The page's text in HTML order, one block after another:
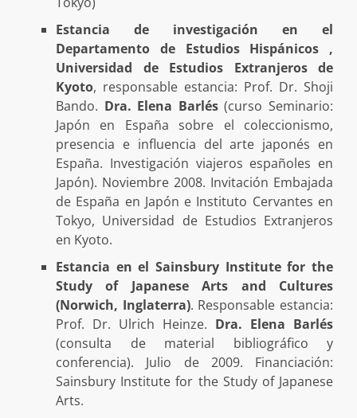
Estancia de investigación en el
Departamento de Estudios Hispánicos ,
Universidad de Estudios Extranjeros de
Kyoto, responsable estancia: Prof. Dr. Shoji
Bando. Dra. Elena Barlés(curso Seminario:
Japón en España sobre el coleccionismo,
presencia e influencia del arte japonés en
España. Investigación viajeros españoles en
Japón). Noviembre 2008. Invitación Embajada
de España en Japón e Instituto Cervantes en
Tokyo, Universidad de Estudios Extranjeros
en Kyoto.
Estancia en el Sainsbury Institute for the
Study of Japanese Arts and Cultures
(Norwich, Inglaterra). Responsable estancia:
Prof. Dr. Ulrich Heinze. Dra. Elena Barlés
(consulta de material bibliográfico y
conferencia). Julio de 2009. Financiación:
Sainsbury Institute for the Study of Japanese
Arts.